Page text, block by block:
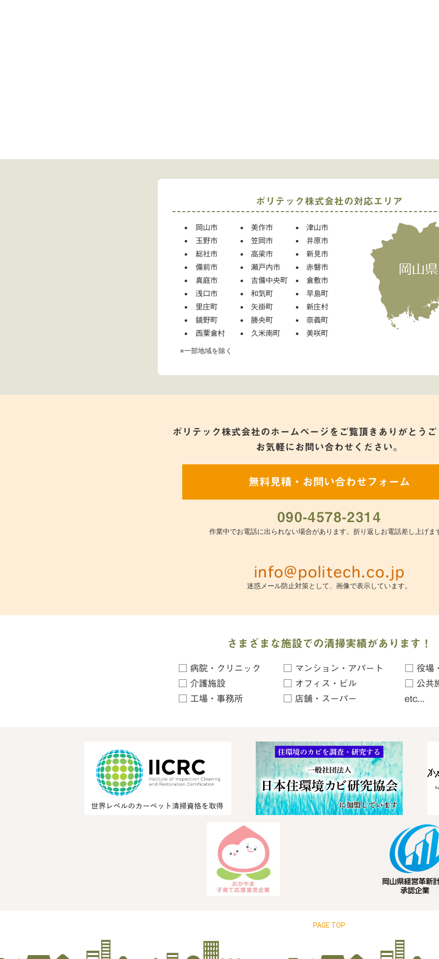
ポリテック株式会社の対応エリア
岡山市 美作市
津山市
玉野市
笠岡市
井原市
総社市
高梁市
新見市
備前市
瀬戸内市
赤磐市
真庭市
吉備中央町
倉敷市
浅口市
和気町
早島町
里庄町
矢掛町
新庄村
鏡野町
勝央町
奈義町
西粟倉村
久米南町 美咲町
※一部地域を除く
ポリテック株式会社のホームページをご覧頂きありがとうご
お気軽にお問い合わせください。
無料見積・お問い合わせフォーム
090-4578-2314
作業中でお電話に出られない場合があります。折り返しお電話差し上げま
迷惑メール防止対策として、画像で表示しています。
さまざまな施設での清掃実績があります！
□ 病院・クリニック
□ 介護施設
□ 工場・事務所
□ マンション・アパート
□ オフィス・ビル
□ 店舗・スーパー
□ 役場
□ 公共
etc...
PAGE TOP